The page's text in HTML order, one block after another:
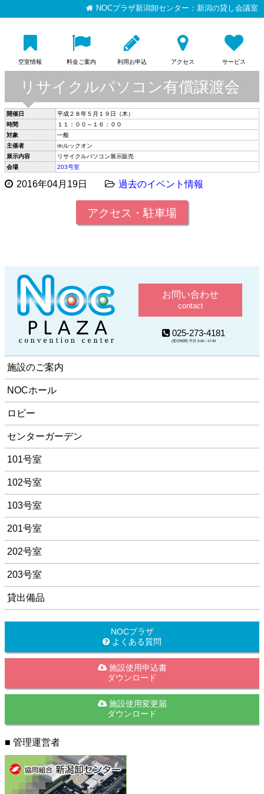
NOCプラザ新潟卸センター：新潟の貸し会議室
空室情報 料金ご案内 利用お申込 アクセス サービス
リサイクルパソコン有償譲渡会
開催日
平成２８年５月１９日（木）
時間
１１：００～１６：００
対象
一般
主催者
㈱ルックオン
展示内容
リサイクルパソコン展示販売
会場
203号室
2016年04月19日 過去のイベント情報
アクセス・駐車場
お問い合わせ
contact
025-273-4181
(受付時間) 平日 9:00～17:00
施設のご案内
NOCホール
ロビー
センターガーデン
101号室
102号室
103号室
201号室
202号室
203号室
貸出備品
NOCプラザ
よくある質問
施設使用申込書
ダウンロード
施設使用変更届
ダウンロード
■ 管理運営者